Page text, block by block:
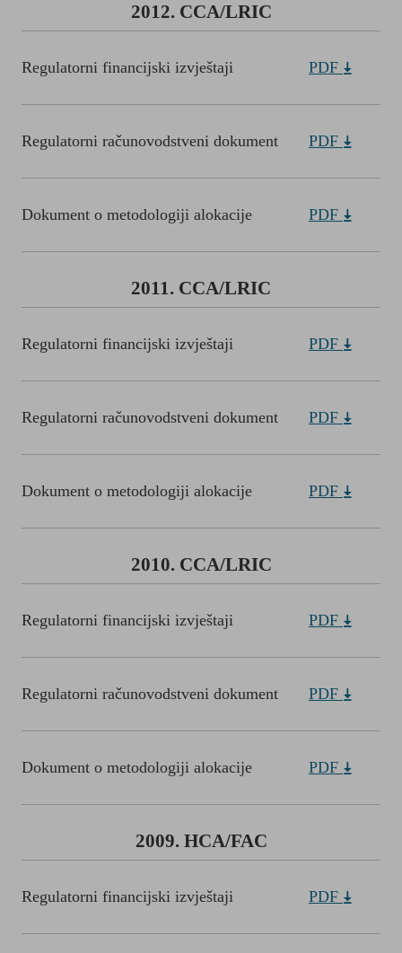
2012. CCA/LRIC
Regulatorni financijski izvještaji PDF
Regulatorni računovodstveni dokument PDF
Dokument o metodologiji alokacije PDF
2011. CCA/LRIC
Regulatorni financijski izvještaji PDF
Regulatorni računovodstveni dokument PDF
Dokument o metodologiji alokacije PDF
2010. CCA/LRIC
Regulatorni financijski izvještaji PDF
Regulatorni računovodstveni dokument PDF
Dokument o metodologiji alokacije PDF
2009. HCA/FAC
Regulatorni financijski izvještaji PDF